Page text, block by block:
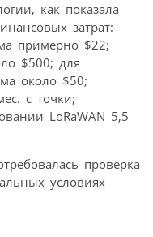
как показала
затрат:
примерно $22;
$500; для
около $50;
с точки;
LoRaWAN 5,5
проверка
условиях